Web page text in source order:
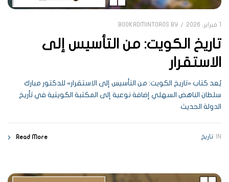
1 فبراير، 2026 BY
BOOKADMINTOROS
تاريخ الكويت: من التأسيس إلى
الاستقرار
يُعد كتاب «تاريخ الكويت: من التأسيس إلى الاستقرار» للدكتور مبارك
سلطان الناهض السهلي إضافة نوعية إلى المكتبة الكويتية في تأريخ
الدولة الحديث
IN تاريخ Read More